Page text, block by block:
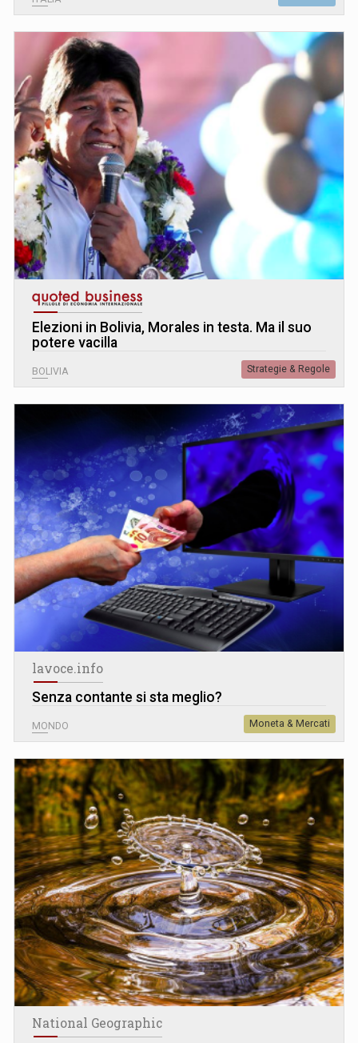
Elezioni in Bolivia, Morales in testa. Ma il suo
potere vacilla
BOLIVIA Strategie & Regole
lavoce.info
Senza contante si sta meglio?
MONDO Moneta & Mercati
National Geographic